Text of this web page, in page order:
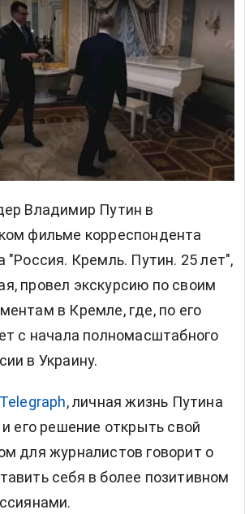
Владимир Путин в
фильме корреспондента
"Россия. Кремль. Путин. 25 лет",
провел экскурсию по своим
в Кремле, где, по его
с начала полномасштабного
в Украину.
, личная жизнь Путина
его решение открыть свой
для журналистов говорит о
себя в более позитивном